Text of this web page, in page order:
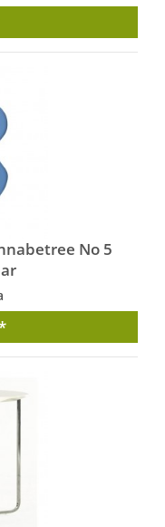
No 5